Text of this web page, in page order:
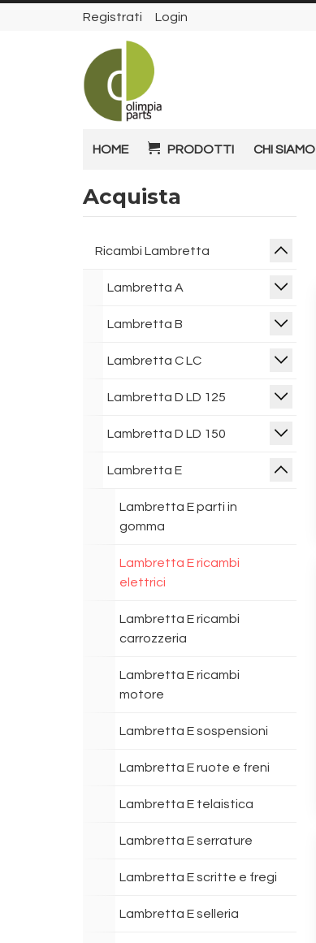
Registrati Login
HOME PRODOTTI CHI SIAMO
Acquista
Ricambi Lambretta
Lambretta A
Lambretta B
Lambretta C LC
Lambretta D LD 125
Lambretta D LD 150
Lambretta E
Lambretta E parti in
gomma
Lambretta E ricambi
elettrici
Lambretta E ricambi
carrozzeria
Lambretta E ricambi
motore
Lambretta E sospensioni
Lambretta E ruote e freni
Lambretta E telaistica
Lambretta E serrature
Lambretta E scritte e fregi
Lambretta E selleria